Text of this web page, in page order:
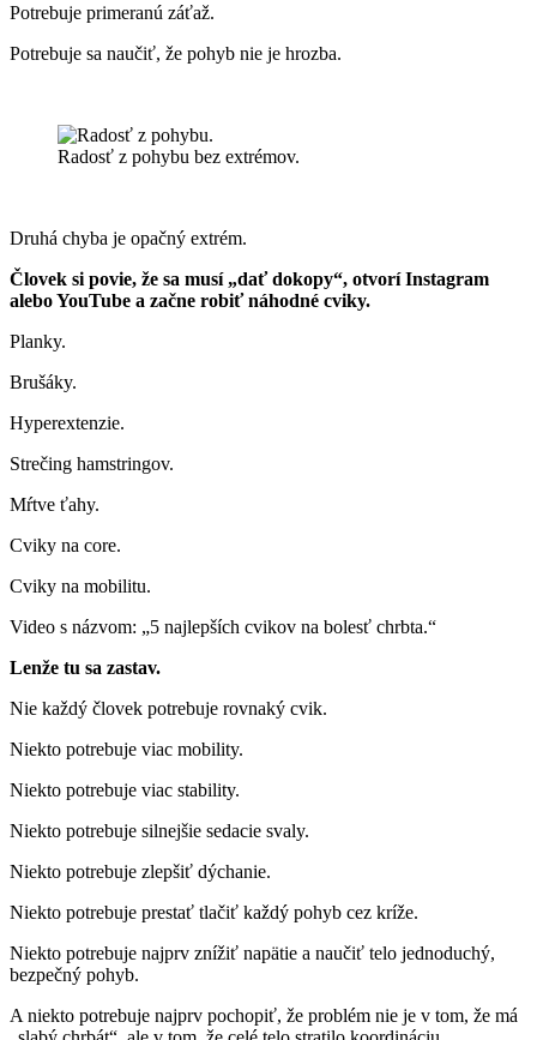
Potrebuje primeranú záťaž.
Potrebuje sa naučiť, že pohyb nie je hrozba.
Radosť z pohybu bez extrémov.
Druhá chyba je opačný extrém.
Človek si povie, že sa musí „dať dokopy“, otvorí Instagram
alebo YouTube a začne robiť náhodné cviky.
Planky.
Brušáky.
Hyperextenzie.
Strečing hamstringov.
Mŕtve ťahy.
Cviky na core.
Cviky na mobilitu.
Video s názvom: „5 najlepších cvikov na bolesť chrbta.“
Lenže tu sa zastav.
Nie každý človek potrebuje rovnaký cvik.
Niekto potrebuje viac mobility.
Niekto potrebuje viac stability.
Niekto potrebuje silnejšie sedacie svaly.
Niekto potrebuje zlepšiť dýchanie.
Niekto potrebuje prestať tlačiť každý pohyb cez kríže.
Niekto potrebuje najprv znížiť napätie a naučiť telo jednoduchý,
bezpečný pohyb.
A niekto potrebuje najprv pochopiť, že problém nie je v tom, že má